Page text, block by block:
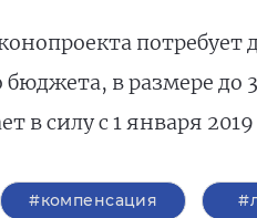
потребует
в размере до
в силу с 1 января 2019
#компенсация